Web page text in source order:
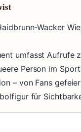
Wacker
umfasst Aufrufe
Person im
– von Fans
für